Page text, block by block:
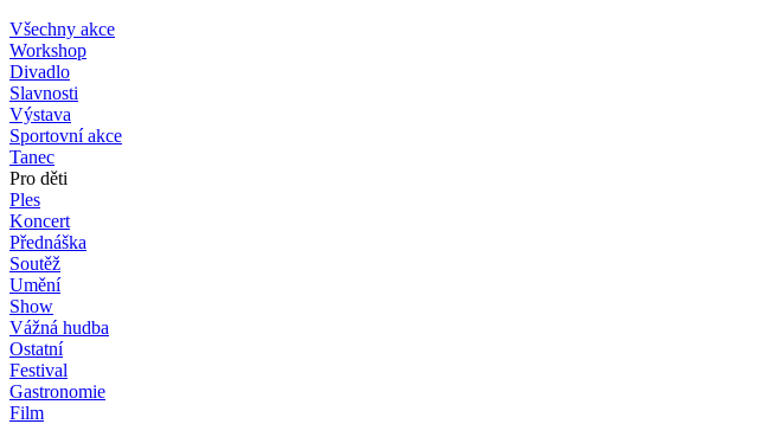
Všechny akce
Workshop
Divadlo
Slavnosti
Výstava
Sportovní akce
Tanec
Pro děti
Ples
Koncert
Přednáška
Soutěž
Umění
Show
Vážná hudba
Ostatní
Festival
Gastronomie
Film